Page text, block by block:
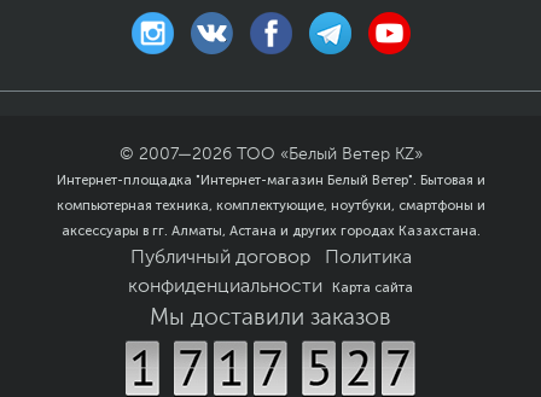
© 2007—2026
ТОО «Белый Ветер KZ»
Интернет-площадка "Интернет-магазин Белый Ветер". Бытовая и
компьютерная техника, комплектующие, ноутбуки, смартфоны и
аксессуары в гг. Алматы, Астана и других городах Казахстана.
Публичный договор
Политика
конфиденциальности
Карта сайта
Мы доставили заказов